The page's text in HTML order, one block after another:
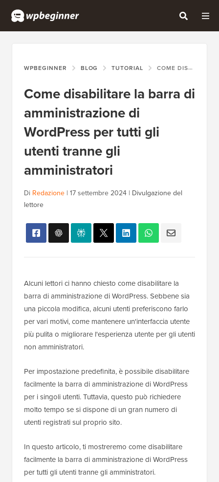
WPBEGINNER BLOG TUTORIAL COME DISABILITARE LA BARRA DI AMMINISTRAZIONE DI WORDPRESS PER TUTTI GLI UTENTI TRANNE GLI AMMINISTRATORI
Come disabilitare la barra di
amministrazione di
WordPress per tutti gli
utenti tranne gli
amministratori
Di Redazione | 17 settembre 2024 | Divulgazione del
lettore
Alcuni lettori ci hanno chiesto come disabilitare la
barra di amministrazione di WordPress. Sebbene sia
una piccola modifica, alcuni utenti preferiscono farlo
per vari motivi, come mantenere un'interfaccia utente
più pulita o migliorare l'esperienza utente per gli utenti
non amministratori.
Per impostazione predefinita, è possibile disabilitare
facilmente la barra di amministrazione di WordPress
per i singoli utenti. Tuttavia, questo può richiedere
molto tempo se si dispone di un gran numero di
utenti registrati sul proprio sito.
In questo articolo, ti mostreremo come disabilitare
facilmente la barra di amministrazione di WordPress
per tutti gli utenti tranne gli amministratori.